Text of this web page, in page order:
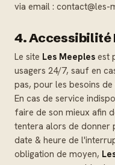
via email : contact@les-
4. Accessibilité
Le site Les Meeples est
usagers 24/7, sauf en
pas, pour les besoins
En cas de service
faire de son mieux afin
tentera alors de donner
date & heure de
obligation de moyen,